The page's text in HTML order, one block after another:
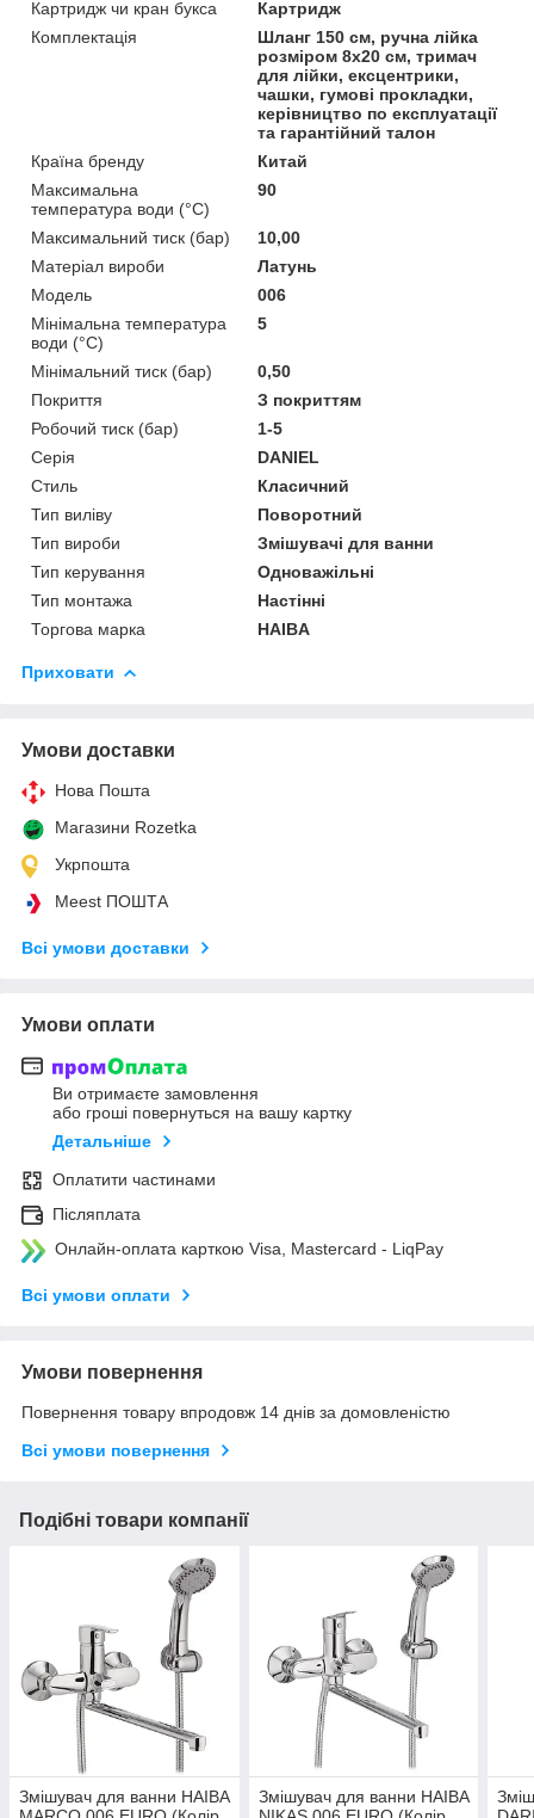
Картридж чи кран букса
Картридж
Комплектація
Шланг 150 см, ручна лійка
розміром 8х20 см, тримач
для лійки, ексцентрики,
чашки, гумові прокладки,
керівництво по експлуатації
та гарантійний талон
Країна бренду
Китай
Максимальна
температура води (°C)
90
Максимальний тиск (бар)
10,00
Матеріал вироби
Латунь
Мoдель
006
Мінімальна температура
води (°C)
5
Мінімальний тиск (бар)
0,50
Покриття
З покриттям
Робочий тиск (бар)
1-5
Серія
DANIEL
Стиль
Класичний
Тип виліву
Поворотний
Тип вироби
Змішувачі для ванни
Тип керування
Одноважільні
Тип монтажа
Настінні
Торгова марка
HAIBA
Приховати
Умови доставки
Нова Пошта
Магазини Rozetka
Укрпошта
Meest ПОШТА
Всі умови доставки
Умови оплати
Ви отримаєте замовлення
або гроші повернуться на вашу картку
Детальніше
Оплатити частинами
Післяплата
Онлайн-оплата карткою Visa, Mastercard - LiqPay
Всі умови оплати
Умови повернення
Повернення товару впродовж 14 днів за домовленістю
Всі умови повернення
Подібні товари компанії
Змішувач для ванни HAIBA
Змішувач для ванни HAIBA